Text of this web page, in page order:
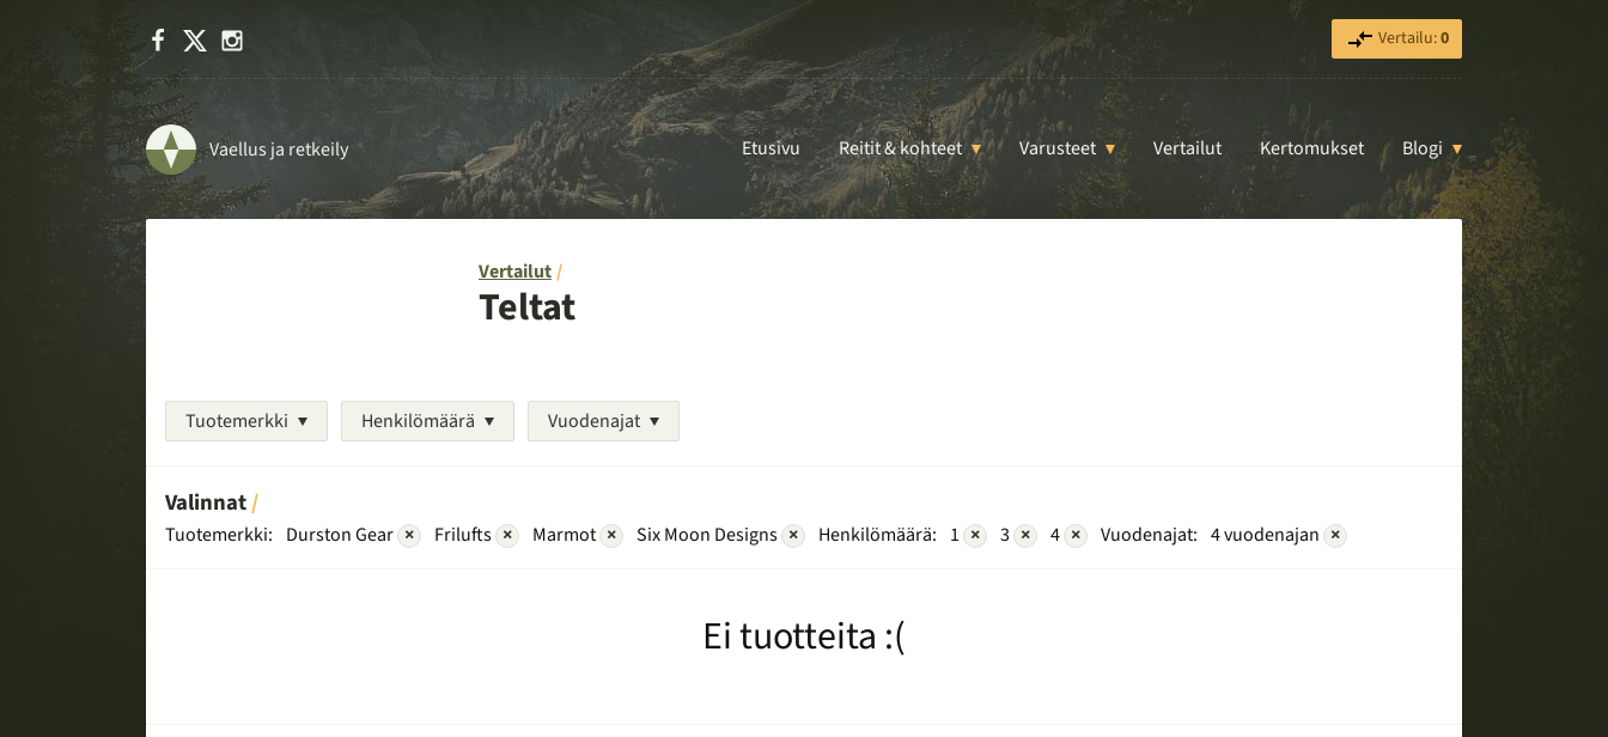
Facebook Vertailu:0
Vaellus ja retkeily Etusivu Reitit & kohteet Varusteet Vertailut Kertomukset Blogi
Vertailut
Teltat
Tuotemerkki Henkilömäärä Vuodenajat
Valinnat
Tuotemerkki: Durston Gear × Frilufts × Marmot × Six Moon Designs × Henkilömäärä: 1 × 3 × 4 × Vuodenajat: 4 vuodenajan ×
Ei tuotteita :(